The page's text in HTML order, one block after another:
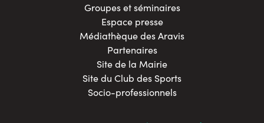
Groupes et séminaires
Espace presse
Médiathèque des Aravis
Partenaires
Site de la Mairie
Site du Club des Sports
Socio-professionnels